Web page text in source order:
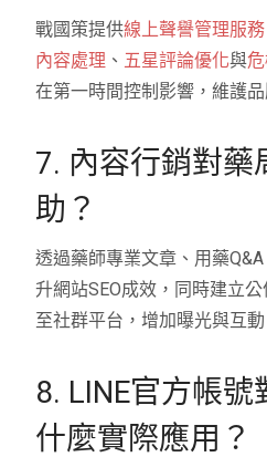
戰國策提供線上聲譽管理服務
內容處理 、 五星評論優化與
在第一時間控制影響，維護品
7. 內容行銷對藥
助？
透過藥師專業文章、用藥
升網站SEO成效，同時建立
至社群平台，增加曝光與互動
8. LINE官方帳
什麼實際應用？